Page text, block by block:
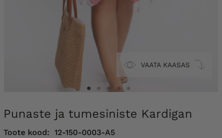
VAATA KAASAS
Punaste ja tumesiniste Kardigan
Toote kood: 12-150-0003-A5